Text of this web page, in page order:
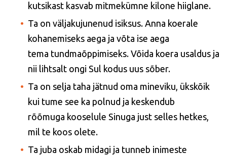
kutsikast kasvab mitmekümne kilone hiiglane.
Ta on väljakujunenud isiksus. Anna koerale
kohanemiseks aega ja võta ise aega
tema tundmaõppimiseks. Võida koera usaldus ja
nii lihtsalt ongi Sul kodus uus sõber.
Ta on selja taha jätnud oma mineviku, ükskõik
kui tume see ka polnud ja keskendub
rõõmuga kooselule Sinuga just selles hetkes,
mil te koos olete.
Ta juba oskab midagi ja tunneb inimeste